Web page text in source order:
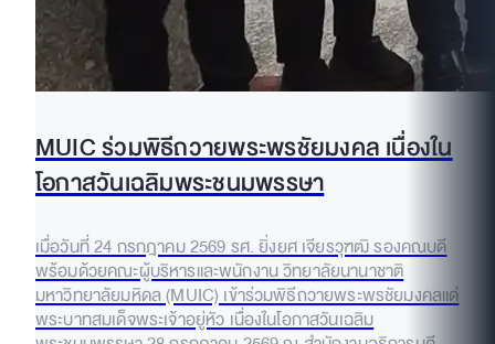
MUIC ร่วมพิธีถวายพระพรชัยมงคล เนื่องใน
โอกาสวันเฉลิมพระชนมพรรษา
เมื่อวันที่ 24 กรกฎาคม 2569 รศ. ยิ่งยศ เจียรวุฑฒิ รองคณบดี
พร้อมด้วยคณะผู้บริหารและพนักงาน วิทยาลัยนานาชาติ
มหาวิทยาลัยมหิดล (MUIC) เข้าร่วมพิธีถวายพระพรชัยมงคลแด่
พระบาทสมเด็จพระเจ้าอยู่หัว เนื่องในโอกาสวันเฉลิม